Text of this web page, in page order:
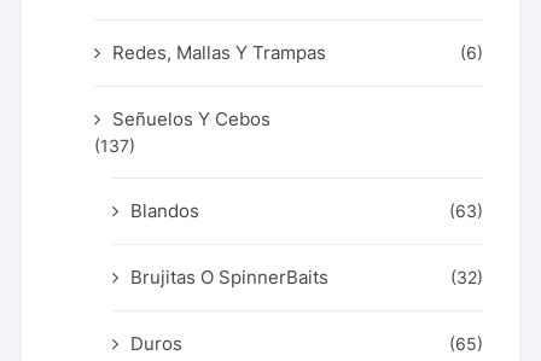
Redes, Mallas Y Trampas (6)
Señuelos Y Cebos
(137)
Blandos (63)
Brujitas O SpinnerBaits (32)
Duros (65)